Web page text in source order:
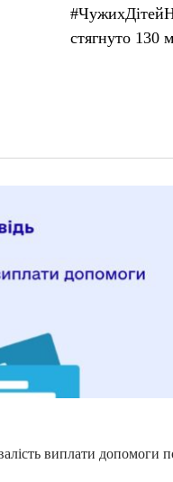
стягнуто 130
виплати допомоги